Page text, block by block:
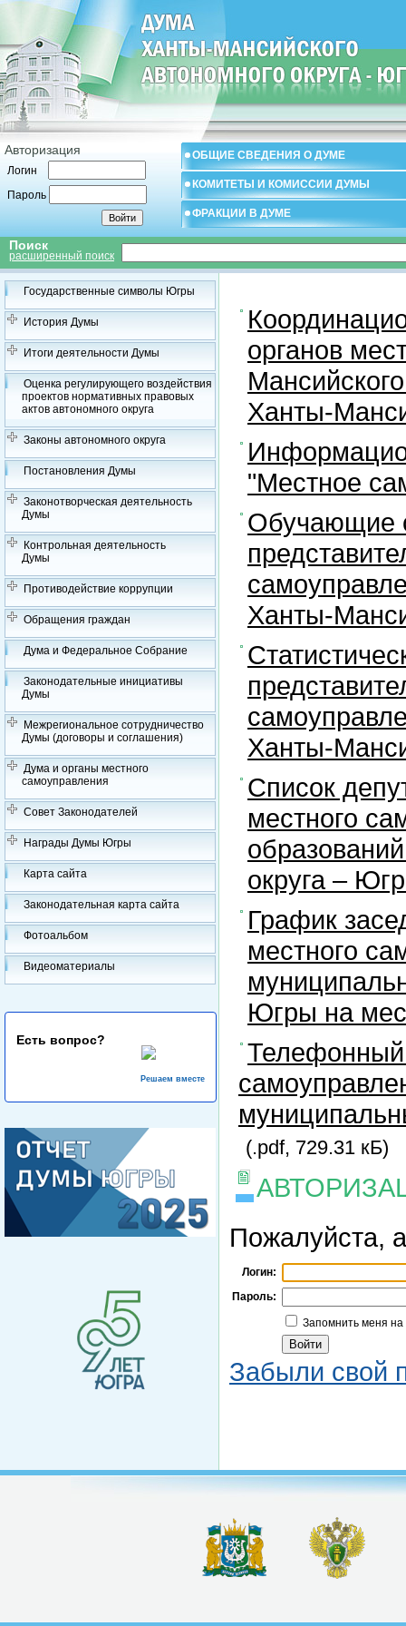
Авторизация
Логин
Пароль
ОБЩИЕ СВЕДЕНИЯ О ДУМЕ
КОМИТЕТЫ И КОМИССИИ ДУМЫ
ФРАКЦИИ В ДУМЕ
Поиск
расширенный поиск
Государственные символы Югры
История Думы
Итоги деятельности Думы
Оценка регулирующего воздействия
проектов нормативных правовых
актов автономного округа
Законы автономного округа
Постановления Думы
Законотворческая деятельность
Думы
Контрольная деятельность
Думы
Противодействие коррупции
Обращения граждан
Дума и Федеральное Собрание
Законодательные инициативы
Думы
Межрегиональное сотрудничество
Думы (договоры и соглашения)
Дума и органы местного
самоуправления
Совет Законодателей
Награды Думы Югры
Карта сайта
Законодательная карта сайта
Фотоальбом
Видеоматериалы
Есть вопрос?
Решаем вместе
органов
Ханты-
"Местное
Обучающие
Ханты-
Ханты-
Список
местного
округа –
График
местного
Югры на
Телефонный
(.pdf, 729.31 кБ)
Пожалуйста,
Логин:
Пароль:
Запомнить меня
Забыли свой